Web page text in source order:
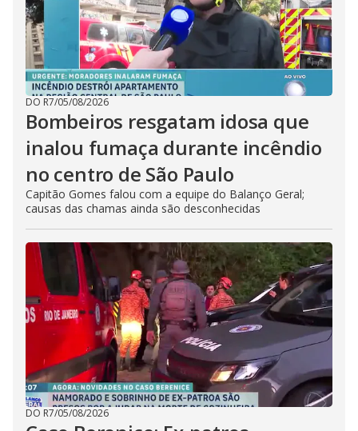
DO R7/05/08/2026
Bombeiros resgatam idosa que
inalou fumaça durante incêndio
no centro de São Paulo
Capitão Gomes falou com a equipe do Balanço Geral;
causas das chamas ainda são desconhecidas
DO R7/05/08/2026